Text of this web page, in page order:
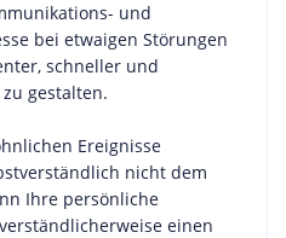
und
bei etwaigen Störungen
schneller und
gestalten.
Ereignisse
nicht dem
Ihre persönliche
einen